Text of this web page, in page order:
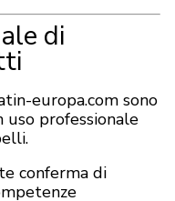
di
europa.com sono
professionale
conferma di